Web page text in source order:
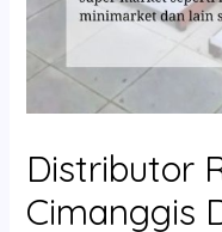
Distributor
Cimanggis